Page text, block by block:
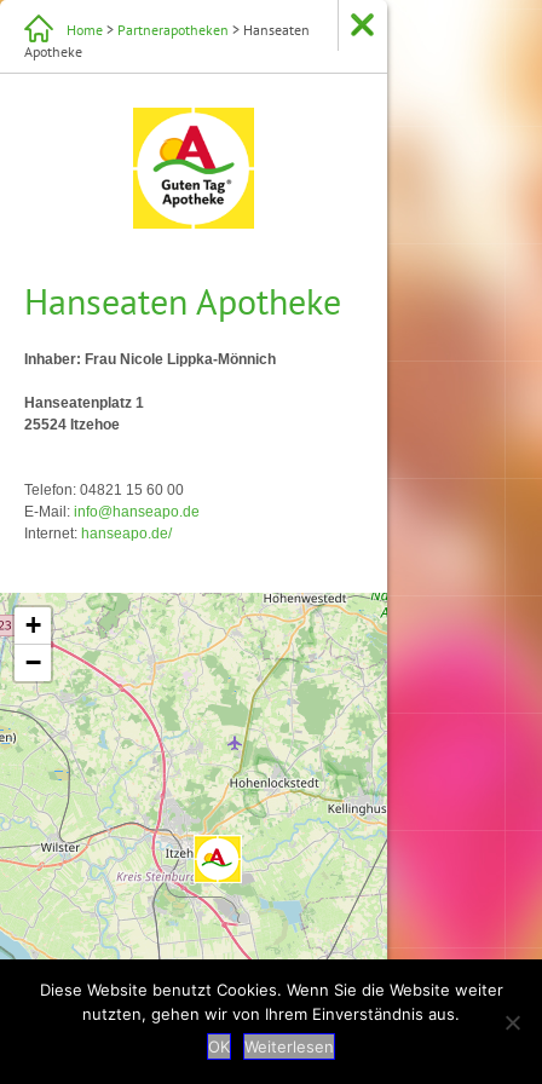
Home > Partnerapotheken > Hanseaten
Apotheke
Hanseaten Apotheke
Inhaber: Frau Nicole Lippka-Mönnich
Hanseatenplatz 1
25524 Itzehoe
Telefon: 04821 15 60 00
E-Mail: info@hanseapo.de
Internet: hanseapo.de/
Karte wird geladen...
+
−
Diese Website benutzt Cookies. Wenn Sie die Website weiter
nutzten, gehen wir von Ihrem Einverständnis aus.
OK
Weiterlesen